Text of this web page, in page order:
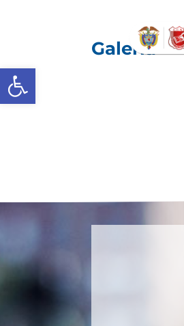
Abrir barra de herramientas
Galería